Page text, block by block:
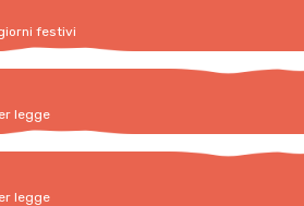
festivi
legge
legge